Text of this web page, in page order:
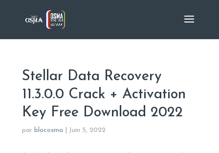
Stellar Data Recovery
11.3.0.0 Crack + Activation
Key Free Download 2022
par blocosma Juin 5, 2022